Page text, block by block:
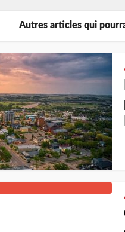
Autres articles qui